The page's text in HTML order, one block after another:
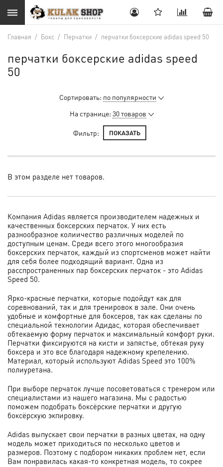
Главная / Бокс / Перчатки / перчатки боксерские adidas speed 50
перчатки боксерские adidas speed
50
Сортировать: по популярности
На странице: 30 товаров
Фильтр: ПОКАЗАТЬ
В этом разделе нет товаров.
Компания Adidas является производителем надежных и
качественных боксерских перчаток. У них есть
разнообразное колиичество различных моделей по
доступным ценам. Среди всего этого многообразия
боксерских перчаток, каждый из спортсменов может найти
для себя более подходящий вариант. Одна из
расспространенных пар боксерских перчаток - это Adidas
Speed 50.
Ярко-красные перчатки, которые подойдут как для
соревнований, так и для тренировок в зале. Они очень
удобные и комфортные для боксеров, так как сделаны по
специальной технологии Адидас, которая обеспечивает
обтекаемую форму перчаток и максимальный комфорт руки.
Перчатки фиксируются на кисти и запястье, обтекая руку
боксера и это все благодаря надежному крепелению.
Материал, который используют Adidas Speed это 100%
полиуретана.
При выборе перчаток лучше посоветоваться с тренером или
специалистами из нашего магазина. Мы с радостью
поможем подобрать боксёрские перчатки и другую
боксёрскую экпировку.
Adidas выпускает свои перчатки в разных цветах, на одну
модель может приходиться по несколько цветов и
размеров. Поэтому с подбором никаких проблем нет, если
Вам понравилась какая-то конкретная модель, то сокрее